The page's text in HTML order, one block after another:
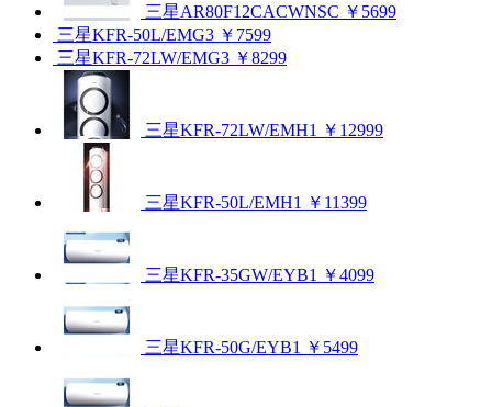
三星AR80F12CACWNSC ￥5699
三星KFR-50L/EMG3 ￥7599
三星KFR-72LW/EMG3 ￥8299
三星KFR-72LW/EMH1 ￥12999
三星KFR-50L/EMH1 ￥11399
三星KFR-35GW/EYB1 ￥4099
三星KFR-50G/EYB1 ￥5499